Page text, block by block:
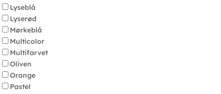
Lyseblå
Lyserød
Mørkeblå
Multicolor
Multifarvet
Oliven
Orange
Pastel